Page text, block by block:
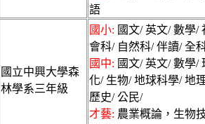
語
國立中興大學森
林學系三年級
國小: 國文/ 英文/ 數學/
會科/ 自然科/ 伴讀/ 全
國中: 國文/ 英文/ 數學/
化/ 生物/ 地球科學/ 地
歷史/ 公民/
才藝: 農業概論，生物